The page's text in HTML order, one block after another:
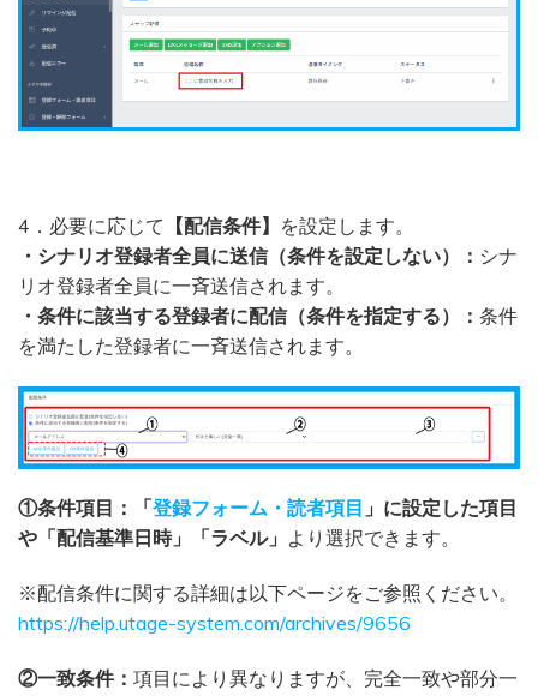
4．必要に応じて 【配信条件】 を設定します。
・シナリオ登録者全員に送信（条件を設定しない）： シナ
リオ登録者全員に一斉送信されます。
・条件に該当する登録者に配信（条件を指定する）： 条件
を満たした登録者に一斉送信されます。
①条件項目：「登録フォーム・読者項目 」に設定した項目
や「配信基準日時」「ラベル」 より選択できます。
※配信条件に関する詳細は以下ページをご参照ください。
https://help.utage-system.com/archives/9656
②一致条件： 項目により異なりますが、完全一致や部分一